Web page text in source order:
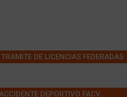
DE LICENCIAS FEDERADAS
DEPORTIVO FACV